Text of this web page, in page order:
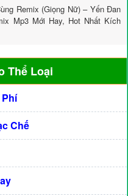
Remix (Giọng Nữ) – Yến Đan
Mp3 Mới Hay, Hot Nhất Kích
Thể Loại
Chế